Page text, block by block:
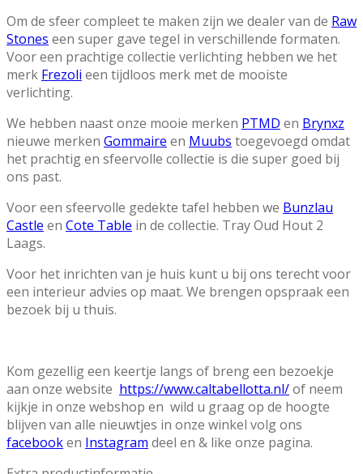
Om de sfeer compleet te maken zijn we dealer van de Raw
Stones een super gave tegel in verschillende formaten.
Voor een prachtige collectie verlichting hebben we het
merk Frezoli een tijdloos merk met de mooiste
verlichting.
We hebben naast onze mooie merken PTMD en Brynxz
nieuwe merken Gommaire en Muubs toegevoegd omdat
het prachtig en sfeervolle collectie is die super goed bij
ons past.
Voor een sfeervolle gedekte tafel hebben we Bunzlau
Castle en Cote Table in de collectie. Tray Oud Hout 2
Laags.
Voor het inrichten van je huis kunt u bij ons terecht voor
een interieur advies op maat. We brengen opspraak een
bezoek bij u thuis.
Kom gezellig een keertje langs of breng een bezoekje
aan onze website https://www.caltabellotta.nl/of neem
kijkje in onze webshop en wild u graag op de hoogte
blijven van alle nieuwtjes in onze winkel volg ons
facebooken Instagram deel en & like onze pagina.